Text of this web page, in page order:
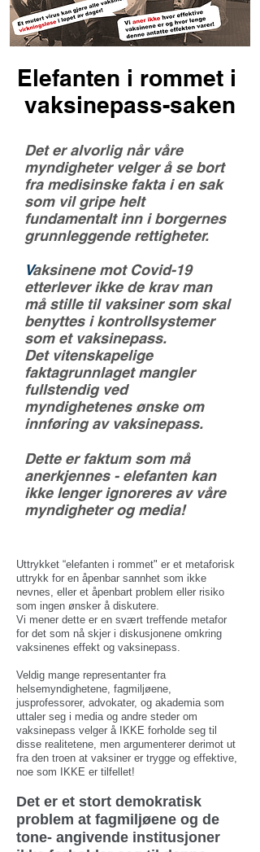
Elefanten i rommet i
vaksinepass-saken​
Det er alvorlig når våre
myndigheter velger å se bort
fra medisinske fakta i en sak
som vil gripe helt
fundamentalt inn i borgernes
grunnleggende rettigheter.
Vaksinene mot Covid-19
etterlever ikke de krav man
må stille til vaksiner som skal
benyttes i kontrollsystemer
som et vaksinepass.
Det vitenskapelige
faktagrunnlaget mangler
fullstendig ved
myndighetenes ønske om
innføring av vaksinepass.
Dette er faktum som må
anerkjennes - elefanten kan
ikke lenger ignoreres av våre
myndigheter og media!
Uttrykket “elefanten i rommet" er et metaforisk
uttrykk for en åpenbar sannhet som ikke
nevnes, eller et åpenbart problem eller risiko
som ingen ønsker å diskutere.
Vi mener dette er en svært treffende metafor
for det som nå skjer i diskusjonene omkring
vaksinenes effekt og vaksinepass.
Veldig mange representanter fra
helsemyndighetene, fagmiljøene,
jusprofessorer, advokater, og akademia som
uttaler seg i media og andre steder om
vaksinepass velger å IKKE forholde seg til
disse realitetene, men argumenterer derimot ut
fra den troen at vaksiner er trygge og effektive,
noe som IKKE er tilfellet!
Det er et stort demokratisk
problem at fagmiljøene og de
tone- angivende institusjoner